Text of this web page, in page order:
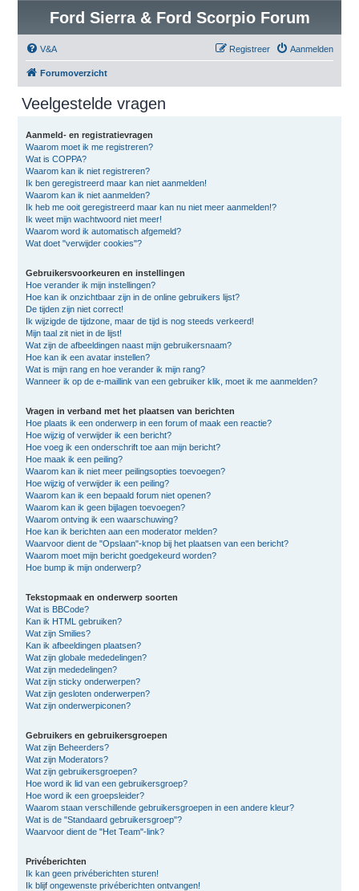
Ford Sierra & Ford Scorpio Forum
V&A Aanmelden
Registreer
Forumoverzicht
Veelgestelde vragen
Aanmeld- en registratievragen
Waarom moet ik me registreren?
Wat is COPPA?
Waarom kan ik niet registreren?
Ik ben geregistreerd maar kan niet aanmelden!
Waarom kan ik niet aanmelden?
Ik heb me ooit geregistreerd maar kan nu niet meer aanmelden!?
Ik weet mijn wachtwoord niet meer!
Waarom word ik automatisch afgemeld?
Wat doet "verwijder cookies"?
Gebruikersvoorkeuren en instellingen
Hoe verander ik mijn instellingen?
Hoe kan ik onzichtbaar zijn in de online gebruikers lijst?
De tijden zijn niet correct!
Ik wijzigde de tijdzone, maar de tijd is nog steeds verkeerd!
Mijn taal zit niet in de lijst!
Wat zijn de afbeeldingen naast mijn gebruikersnaam?
Hoe kan ik een avatar instellen?
Wat is mijn rang en hoe verander ik mijn rang?
Wanneer ik op de e-maillink van een gebruiker klik, moet ik me aanmelden?
Vragen in verband met het plaatsen van berichten
Hoe plaats ik een onderwerp in een forum of maak een reactie?
Hoe wijzig of verwijder ik een bericht?
Hoe voeg ik een onderschrift toe aan mijn bericht?
Hoe maak ik een peiling?
Waarom kan ik niet meer peilingsopties toevoegen?
Hoe wijzig of verwijder ik een peiling?
Waarom kan ik een bepaald forum niet openen?
Waarom kan ik geen bijlagen toevoegen?
Waarom ontving ik een waarschuwing?
Hoe kan ik berichten aan een moderator melden?
Waarvoor dient de "Opslaan"-knop bij het plaatsen van een bericht?
Waarom moet mijn bericht goedgekeurd worden?
Hoe bump ik mijn onderwerp?
Tekstopmaak en onderwerp soorten
Wat is BBCode?
Kan ik HTML gebruiken?
Wat zijn Smilies?
Kan ik afbeeldingen plaatsen?
Wat zijn globale mededelingen?
Wat zijn mededelingen?
Wat zijn sticky onderwerpen?
Wat zijn gesloten onderwerpen?
Wat zijn onderwerpiconen?
Gebruikers en gebruikersgroepen
Wat zijn Beheerders?
Wat zijn Moderators?
Wat zijn gebruikersgroepen?
Hoe word ik lid van een gebruikersgroep?
Hoe word ik een groepsleider?
Waarom staan verschillende gebruikersgroepen in een andere kleur?
Wat is de "Standaard gebruikersgroep"?
Waarvoor dient de "Het Team"-link?
Privéberichten
Ik kan geen privéberichten sturen!
Ik blijf ongewenste privéberichten ontvangen!